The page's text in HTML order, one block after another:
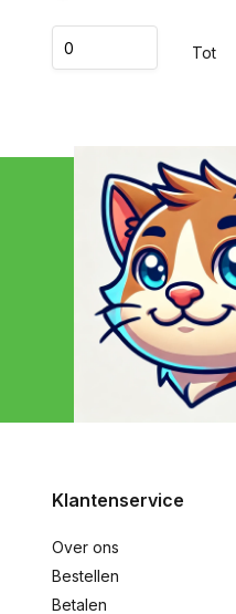
Tot
Klantenservice
Over ons
Bestellen
Betalen